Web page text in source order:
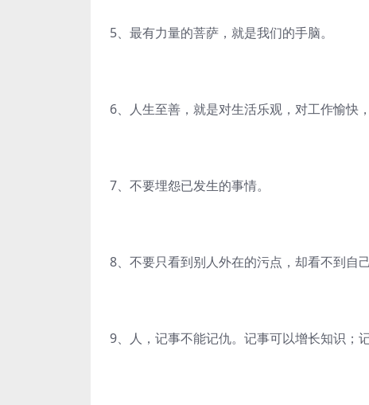
5、最有力量的菩萨，就是我们的手脑。
6、人生至善，就是对生活乐观，对工作愉快
7、不要埋怨已发生的事情。
8、不要只看到别人外在的污点，却看不到自
9、人，记事不能记仇。记事可以增长知识；